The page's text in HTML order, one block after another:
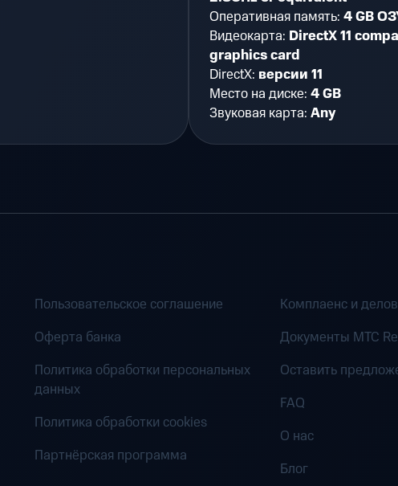
Оперативная память:4 GB
Видеокарта: DirectX 11
graphics card
DirectX: версии 11
Место на диске:4 GB
Звуковая карта:Any
Пользовательское соглашение
Оферта банка
Политика обработки персональных
данных
Политика обработки cookies
Партнёрская программа
Комплаенс и
Документы MTC
Оставить
FAQ
О нас
Блог